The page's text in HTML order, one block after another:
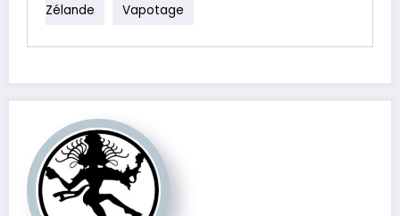
Zélande Vapotage